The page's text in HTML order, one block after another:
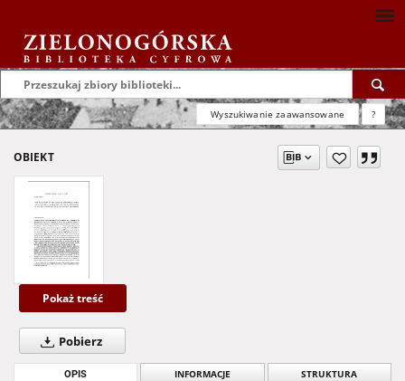
Wyszukiwanie zaawansowane ?
OBIEKT
Pokaż treść
Pobierz
OPIS INFORMACJE STRUKTURA